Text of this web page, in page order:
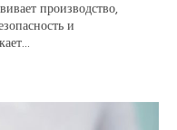
производство,
и